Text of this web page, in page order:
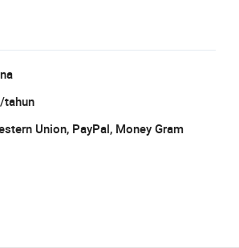
tahun
Union, PayPal, Money Gram